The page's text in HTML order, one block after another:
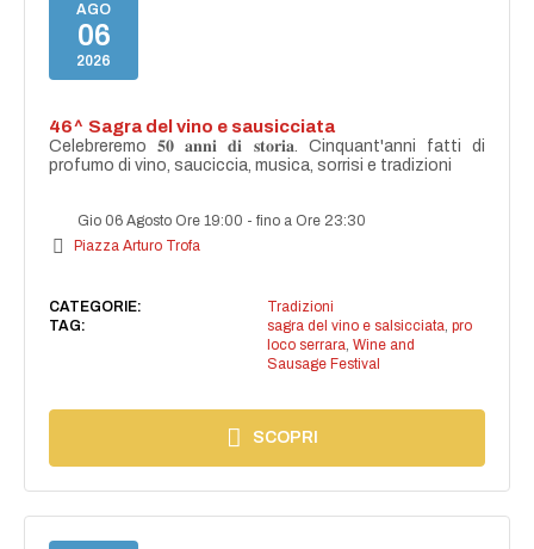
AGO
06
2026
46^ Sagra del vino e sausicciata
Celebreremo 𝟓𝟎 𝐚𝐧𝐧𝐢 𝐝𝐢 𝐬𝐭𝐨𝐫𝐢𝐚. Cinquant'anni fatti di
profumo di vino, sauciccia, musica, sorrisi e tradizioni
Gio 06 Agosto Ore 19:00 -fino a Ore 23:30
Piazza Arturo Trofa
CATEGORIE:
Tradizioni
TAG:
sagra del vino e salsicciata, pro
loco serrara, Wine and
Sausage Festival
SCOPRI